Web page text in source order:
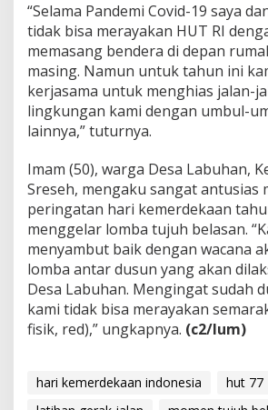
“Selama Pandemi Covid-19 saya
tidak bisa merayakan HUT RI
memasang bendera di depan
masing. Namun untuk tahun ini
kerjasama untuk menghias jalan-
lingkungan kami dengan umbul-
lainnya,” tuturnya.
Imam (50), warga Desa Labuhan,
Sreseh, mengaku sangat antusias
peringatan hari kemerdekaan
menggelar lomba tujuh belasan.
menyambut baik dengan wacana
lomba antar dusun yang akan
Desa Labuhan. Mengingat sudah
kami tidak bisa merayakan
fisik, red),” ungkapnya. (c2/lum)
hari kemerdekaan indonesia hut 77